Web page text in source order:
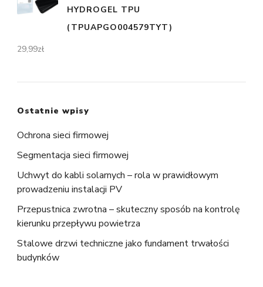
HYDROGEL TPU
(TPUAPGO004579TYT)
29,99zł
Ostatnie wpisy
Ochrona sieci firmowej
Segmentacja sieci firmowej
Uchwyt do kabli solarnych – rola w prawidłowym
prowadzeniu instalacji PV
Przepustnica zwrotna – skuteczny sposób na kontrolę
kierunku przepływu powietrza
Stalowe drzwi techniczne jako fundament trwałości
budynków